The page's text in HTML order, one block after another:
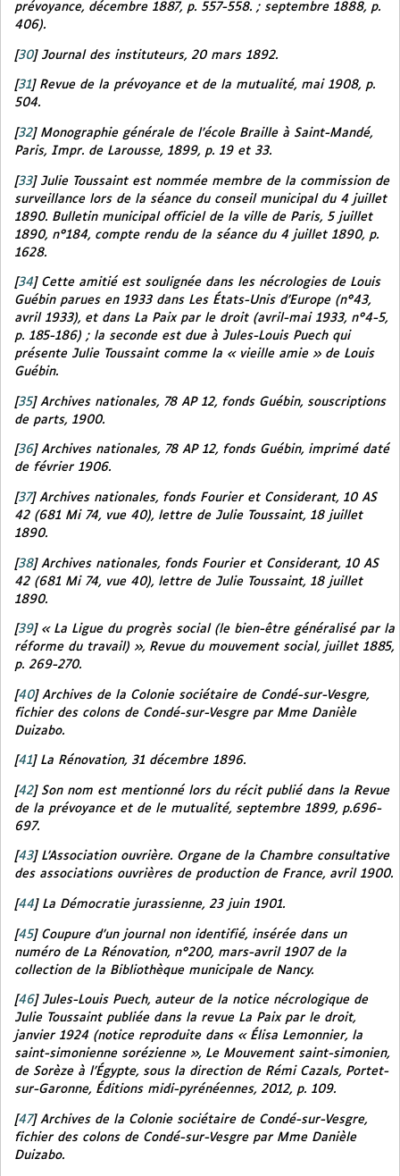
prévoyance, décembre 1887, p. 557-558. ; septembre 1888, p.
406).
[30] Journal des instituteurs, 20 mars 1892.
[31] Revue de la prévoyance et de la mutualité, mai 1908, p.
504.
[32] Monographie générale de l’école Braille à Saint-Mandé,
Paris, Impr. de Larousse, 1899, p. 19 et 33.
[33] Julie Toussaint est nommée membre de la commission de
surveillance lors de la séance du conseil municipal du 4 juillet
1890. Bulletin municipal officiel de la ville de Paris, 5 juillet
1890, n°184, compte rendu de la séance du 4 juillet 1890, p.
1628.
[34] Cette amitié est soulignée dans les nécrologies de Louis
Guébin parues en 1933 dans Les États-Unis d’Europe (n°43,
avril 1933), et dans La Paix par le droit (avril-mai 1933, n°4-5,
p. 185-186) ; la seconde est due à Jules-Louis Puech qui
présente Julie Toussaint comme la « vieille amie » de Louis
Guébin.
[35] Archives nationales, 78 AP 12, fonds Guébin, souscriptions
de parts, 1900.
[36] Archives nationales, 78 AP 12, fonds Guébin, imprimé daté
de février 1906.
[37] Archives nationales, fonds Fourier et Considerant, 10 AS
42 (681 Mi 74, vue 40), lettre de Julie Toussaint, 18 juillet
1890.
[38] Archives nationales, fonds Fourier et Considerant, 10 AS
42 (681 Mi 74, vue 40), lettre de Julie Toussaint, 18 juillet
1890.
[39] « La Ligue du progrès social (le bien-être généralisé par la
réforme du travail) », Revue du mouvement social, juillet 1885,
p. 269-270.
[40] Archives de la Colonie sociétaire de Condé-sur-Vesgre,
fichier des colons de Condé-sur-Vesgre par Mme Danièle
Duizabo.
[41] La Rénovation, 31 décembre 1896.
[42] Son nom est mentionné lors du récit publié dans la Revue
de la prévoyance et de le mutualité, septembre 1899, p.696-
697.
[43] L’Association ouvrière. Organe de la Chambre consultative
des associations ouvrières de production de France, avril 1900.
[44] La Démocratie jurassienne, 23 juin 1901.
[45] Coupure d’un journal non identifié, insérée dans un
numéro de La Rénovation, n°200, mars-avril 1907 de la
collection de la Bibliothèque municipale de Nancy.
[46] Jules-Louis Puech, auteur de la notice nécrologique de
Julie Toussaint publiée dans la revue La Paix par le droit,
janvier 1924 (notice reproduite dans « Élisa Lemonnier, la
saint-simonienne sorézienne », Le Mouvement saint-simonien,
de Sorèze à l’Égypte, sous la direction de Rémi Cazals, Portet-
sur-Garonne, Éditions midi-pyrénéennes, 2012, p. 109.
[47] Archives de la Colonie sociétaire de Condé-sur-Vesgre,
fichier des colons de Condé-sur-Vesgre par Mme Danièle
Duizabo.